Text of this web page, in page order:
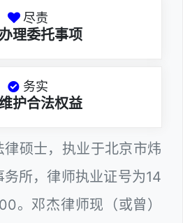
尽责
理委托事项
务实
护合法权益
律硕士，执业于北京市炜
所，律师执业证号为14
。邓杰律师现（或曾）